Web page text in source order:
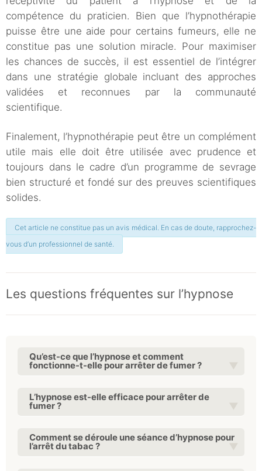
compétence du praticien. Bien que l’hypnothérapie
puisse être une aide pour certains fumeurs, elle ne
constitue pas une solution miracle. Pour maximiser
les chances de succès, il est essentiel de l’intégrer
dans une stratégie globale incluant des approches
validées et reconnues par la communauté
scientifique.
Finalement, l’hypnothérapie peut être un complément
utile mais elle doit être utilisée avec prudence et
toujours dans le cadre d’un programme de sevrage
bien structuré et fondé sur des preuves scientifiques
solides.
Cet article ne constitue pas un avis médical. En cas de doute, rapprochez-
vous d’un professionnel de santé.
Les questions fréquentes sur l’hypnose
Qu’est-ce que l’hypnose et comment
fonctionne-t-elle pour arrêter de fumer ?
L’hypnose est-elle efficace pour arrêter de
fumer ?
Comment se déroule une séance d’hypnose pour
l’arrêt du tabac ?